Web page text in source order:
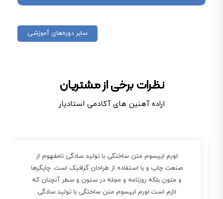
سایر دوره‌های آموزشی
نظرات برخی از مشتریان
اراده آهنین های آکادمی استادیار
لورم ایپسوم متن ساختگی با تولید سادگی نامفهوم از
صنعت چاپ و با استفاده از طراحان گرافیک است. چاپگرها
و متون بلکه روزنامه و مجله در ستون و سطر آنچنان که
لازم است.لورم ایپسوم متن ساختگی با تولید سادگی